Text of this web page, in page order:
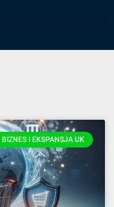
BIZNES I EKSPANSJA UK